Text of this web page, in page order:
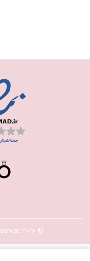
© 2026 Pandora-Iran.ir Inc. All rights reserved